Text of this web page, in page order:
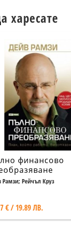
харесате
финансово
Рамзи; Рейчъл Круз
€ / 19.89 ЛВ.